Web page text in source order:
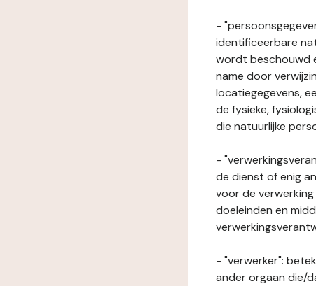
-
identificeerbare
wordt beschouwd
name door
locatiegegevens,
de fysieke,
die natuurlijke
-
de dienst of enig
voor de
doeleinden en
- "verwerker":
ander orgaan die/